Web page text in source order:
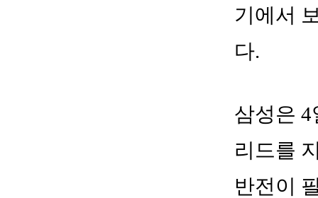
기에서
다.
삼성은
리드를
반전이